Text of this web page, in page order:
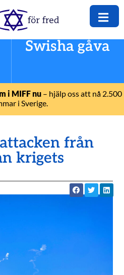
Swisha gåva
i MIFF nu– hjälp oss att nå 2.500
i Sverige.
från
krigets